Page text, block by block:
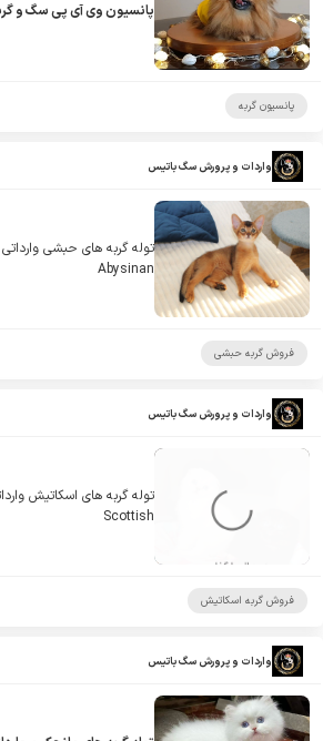
پانسیون وی آی پی سگ و
پانسیون گربه
واردات و پرورش سگ باتیس
توله گربه های حبشی
Abysinan
فروش گربه حبشی
واردات و پرورش سگ باتیس
توله گربه های اسکاتیش
Scottish
فروش گربه اسکاتیش
واردات و پرورش سگ باتیس